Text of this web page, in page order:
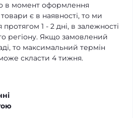
в момент оформлення
є в наявності, то ми
1 - 2 дні, в залежності
регіону. Якщо замовлений
то максимальний термін
скласти 4 тижня.